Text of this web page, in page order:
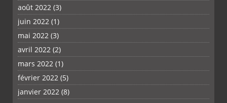
août 2022 (3)
juin 2022 (1)
mai 2022 (3)
avril 2022 (2)
mars 2022 (1)
février 2022 (5)
janvier 2022 (8)